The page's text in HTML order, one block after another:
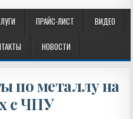
ПРАЙС-ЛИСТ ВИДЕО
НОВОСТИ
по металлу на
с ЧПУ